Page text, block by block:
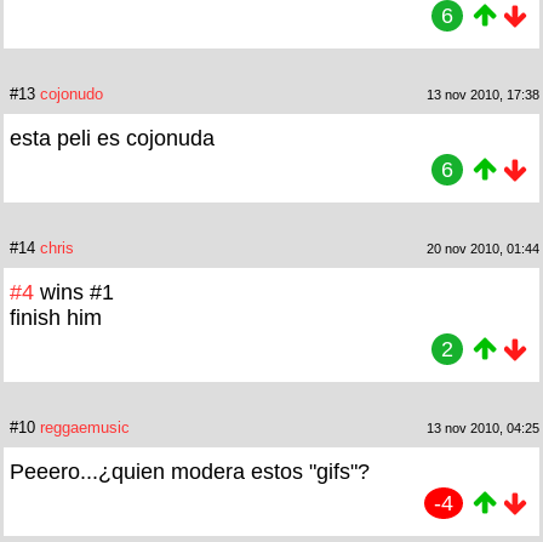
6
#13 cojonudo 13 nov 2010, 17:38
esta peli es cojonuda
6
#14 chris 20 nov 2010, 01:44
#4 wins #1
finish him
2
#10 reggaemusic 13 nov 2010, 04:25
Peeero...¿quien modera estos "gifs"?
-4